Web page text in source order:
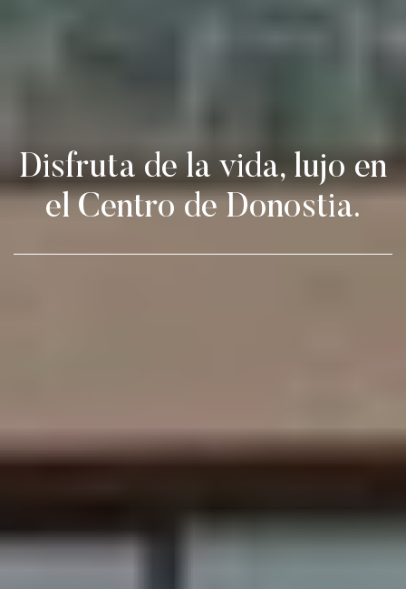
Disfruta de la vida, lujo en
el Centro de Donostia.